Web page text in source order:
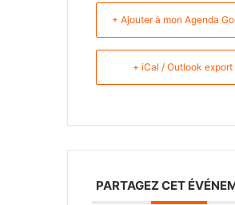
+ Ajouter à mon Agenda
+ iCal / Outlook export
PARTAGEZ CET